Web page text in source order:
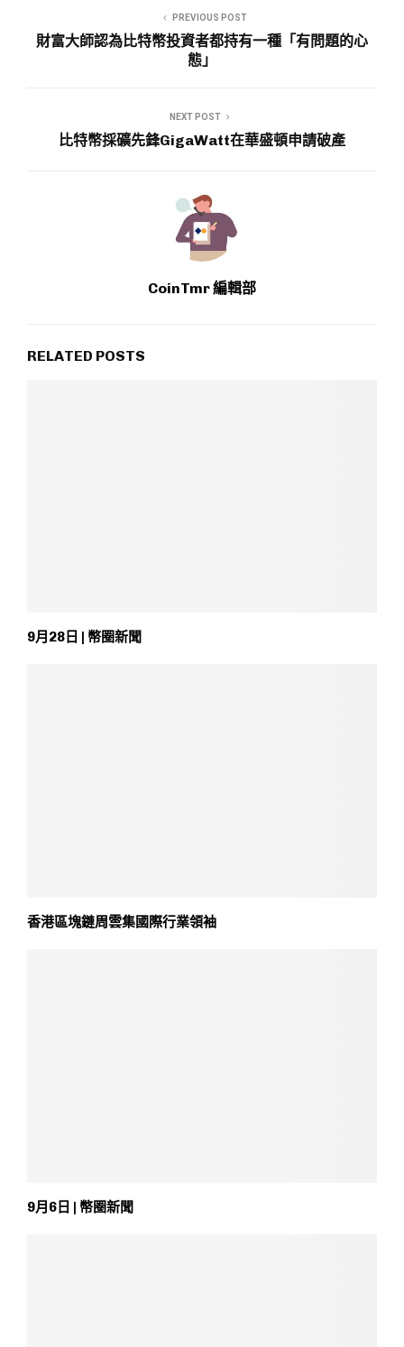
PREVIOUS POST
財富大師認為比特幣投資者都持有一種「有問題的心
態」
NEXT POST
比特幣採礦先鋒GigaWatt在華盛頓申請破產
CoinTmr 編輯部
RELATED POSTS
9月28日 | 幣圈新聞
香港區塊鏈周雲集國際行業領袖
9月6日 | 幣圈新聞